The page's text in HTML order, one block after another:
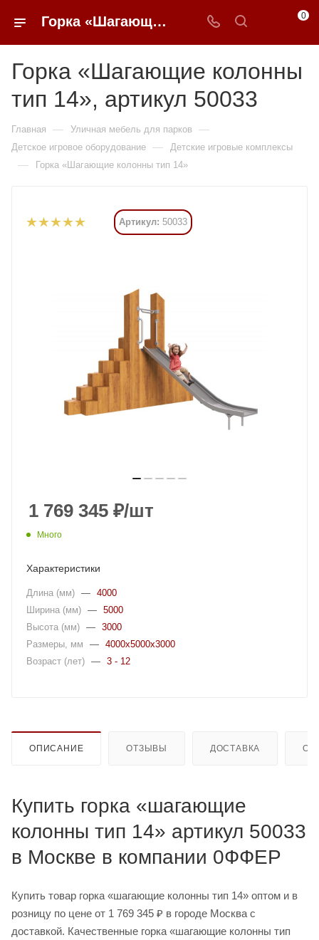
Горка «Шагающие колонны тип 14» купить в Москве от 1 608 495 ₽ - 0FFER 0
Горка «Шагающие колонны
тип 14», артикул 50033
Главная — Уличная мебель для парков —
Детское игровое оборудование — Детские игровые комплексы
— Горка «Шагающие колонны тип 14»
Артикул: 50033
1 769 345 ₽/шт
Много
Характеристики
Длина (мм) — 4000
Ширина (мм) — 5000
Высота (мм) — 3000
Размеры, мм
— 4000x5000x3000
Возраст (лет) — 3 - 12
ОПИСАНИЕ ОТЗЫВЫ ДОСТАВКА
Купить горка «шагающие
колонны тип 14» артикул 50033
в Москве в компании 0ФФЕР
Купить товар горка «шагающие колонны тип 14» оптом и в
розницу по цене от 1 769 345 ₽ в городе Москва с
доставкой. Качественные горка «шагающие колонны тип